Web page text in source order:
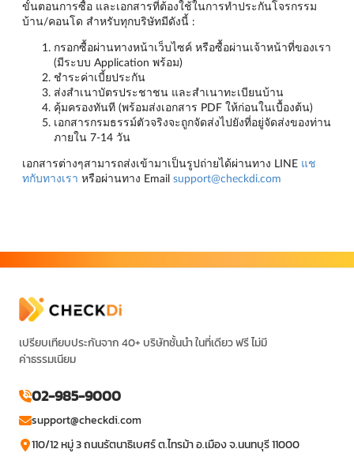
ขั้นตอนการซื้อ และเอกสารที่ต้องใช้ในการทำประกันโจรกรรม
บ้าน/คอนโด สำหรับทุกบริษัทมีดังนี้ :
กรอกซื้อผ่านทางหน้าเว็บไซค์ หรือซื้อผ่านเจ้าหน้าที่ของเรา
(มีระบบ Application พร้อม)
ชำระค่าเบี้ยประกัน
ส่งสำเนาบัตรประชาชน และสำเนาทะเบียนบ้าน
คุ้มครองทันที (พร้อมส่งเอกสาร PDF ให้ก่อนในเบื้องต้น)
เอกสารกรมธรรม์ตัวจริงจะถูกจัดส่งไปยังที่อยู่จัดส่งของท่าน
ภายใน 7-14 วัน
เอกสารต่างๆสามารถส่งเข้ามาเป็นรูปถ่ายได้ผ่านทาง LINE แช
ทกับทางเรา หรือผ่านทาง Email support@checkdi.com
เปรียบเทียบประกันจาก 40+ บริษัทชั้นนำ ในที่เดียว ฟรี ไม่มี
ค่าธรรมเนียม
02-985-9000
support@checkdi.com
110/12 หมู่ 3 ถนนรัตนาธิเบศร์ ต.ไทรม้า อ.เมือง จ.นนทบุรี 11000